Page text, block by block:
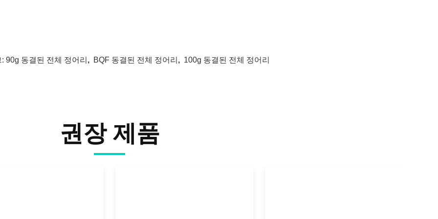
: 90g 동결된 전체 정어리 , BQF 동결된 전체 정어리 , 100g 동결된 전체 정어리
권장 제품